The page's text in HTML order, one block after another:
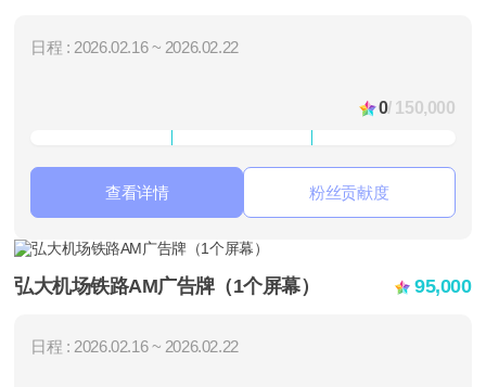
日程 : 2026.02.16 ~ 2026.02.22
0/ 150,000
查看详情 粉丝贡献度
弘大机场铁路AM广告牌（1个屏幕） 95,000
日程 : 2026.02.16 ~ 2026.02.22